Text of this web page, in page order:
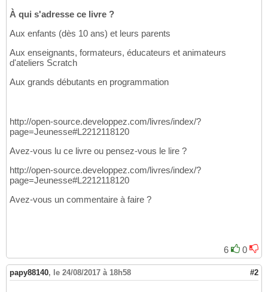
À qui s'adresse ce livre ?
Aux enfants (dès 10 ans) et leurs parents
Aux enseignants, formateurs, éducateurs et animateurs
d'ateliers Scratch
Aux grands débutants en programmation
http://open-source.developpez.com/livres/index/?
page=Jeunesse#L2212118120
Avez-vous lu ce livre ou pensez-vous le lire ?
http://open-source.developpez.com/livres/index/?
page=Jeunesse#L2212118120
Avez-vous un commentaire à faire ?
6 0
papy88140, le 24/08/2017 à 18h58 #2